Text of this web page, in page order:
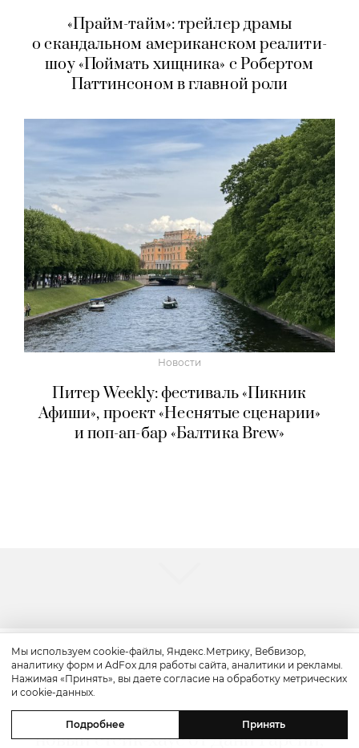
«Прайм-тайм»: трейлер драмы
о скандальном американском реалити-
шоу «Поймать хищника» с Робертом
Паттинсоном в главной роли
Новости
Питер Weekly: фестиваль «Пикник
Афиши», проект «Неснятые сценарии»
и поп-ап-бар «Балтика Brew»
Путешествие
Каникулы в Maxx Royal Bodrum:
новый стейк-хаус от Дани Гарсии,
Мы используем cookie-файлы, Яндекс.Метрику, Вебвизор,
аналитику форм и AdFox для работы сайта, аналитики и рекламы.
Нажимая «Принять», вы даете согласие на обработку метрических
и cookie-данных.
Подробнее Принять